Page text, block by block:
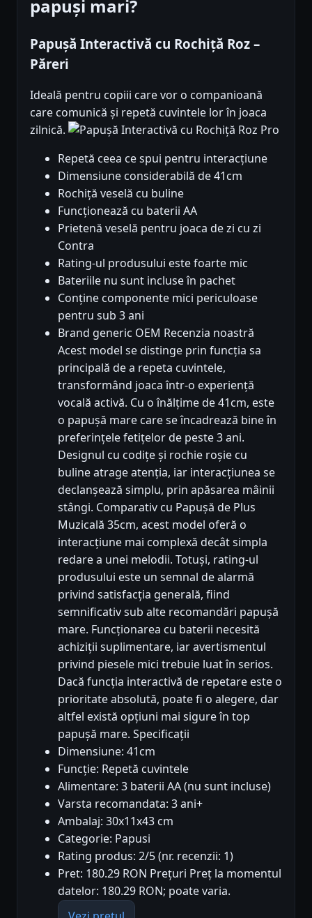
papuși mari?
Papușă Interactivă cu Rochiță Roz –
Păreri
Ideală pentru copiii care vor o companioană
care comunică și repetă cuvintele lor în joaca
zilnică.
Pro
Repetă ceea ce spui pentru interacțiune
Dimensiune considerabilă de 41cm
Rochiță veselă cu buline
Funcționează cu baterii AA
Prietenă veselă pentru joaca de zi cu zi
Contra
Rating-ul produsului este foarte mic
Bateriile nu sunt incluse în pachet
Conține componente mici periculoase
pentru sub 3 ani
Brand generic OEM Recenzia noastră
Acest model se distinge prin funcția sa
principală de a repeta cuvintele,
transformând joaca într-o experiență
vocală activă. Cu o înălțime de 41cm, este
o papușă mare care se încadrează bine în
preferințele fetițelor de peste 3 ani.
Designul cu codițe și rochie roșie cu
buline atrage atenția, iar interacțiunea se
declanșează simplu, prin apăsarea mâinii
stângi. Comparativ cu Papușă de Plus
Muzicală 35cm, acest model oferă o
interacțiune mai complexă decât simpla
redare a unei melodii. Totuși, rating-ul
produsului este un semnal de alarmă
privind satisfacția generală, fiind
semnificativ sub alte recomandări papușă
mare. Funcționarea cu baterii necesită
achiziții suplimentare, iar avertismentul
privind piesele mici trebuie luat în serios.
Dacă funcția interactivă de repetare este o
prioritate absolută, poate fi o alegere, dar
altfel există opțiuni mai sigure în top
papușă mare. Specificații
Dimensiune: 41cm
Funcție: Repetă cuvintele
Alimentare: 3 baterii AA (nu sunt incluse)
Varsta recomandata: 3 ani+
Ambalaj: 30x11x43 cm
Categorie: Papusi
Rating produs: 2/5 (nr. recenzii: 1)
Pret: 180.29 RON Prețuri Preț la momentul
datelor: 180.29 RON; poate varia.